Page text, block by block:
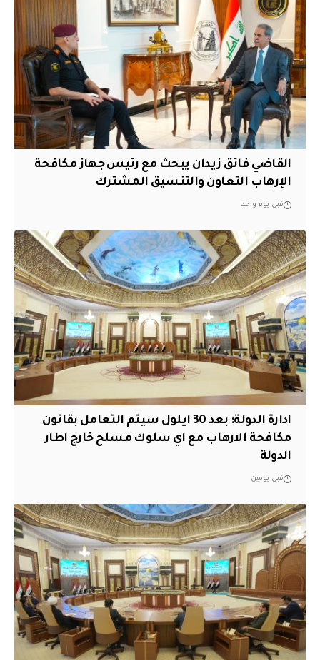
القاضي فائق زيدان يبحث مع رئيس جهاز مكافحة
الإرهاب التعاون والتنسيق المشترك
قبل يوم واحد
ادارة الدولة: بعد 30 ايلول سيتم التعامل بقانون
مكافحة الارهاب مع اي سلوك مسلح خارج اطار
الدولة
قبل يومين